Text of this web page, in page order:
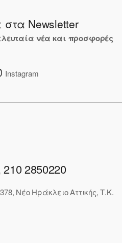
Newsletter
νέα και προσφορές
Instagram
2850220
Νέο Ηράκλειο Αττικής, Τ.Κ.